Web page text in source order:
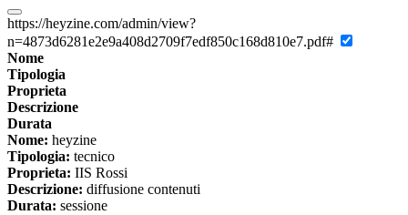
https://heyzine.com/admin/view?
n=4873d6281e2e9a408d2709f7edf850c168d810e7.pdf#
Nome
Tipologia
Proprieta
Descrizione
Durata
Nome: heyzine
Tipologia: tecnico
Proprieta: IIS Rossi
Descrizione: diffusione contenuti
Durata: sessione